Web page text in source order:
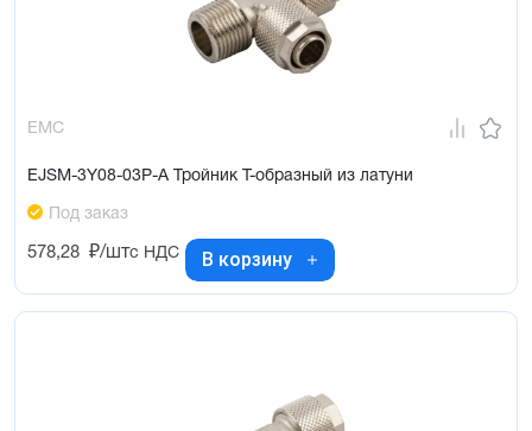
EMC
EJSM-3Y08-03P-A Тройник Т-образный из латуни
Под заказ
578,28 ₽/штс НДС В корзину